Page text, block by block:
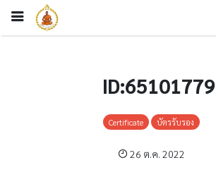
ID:65101779
Certificate บัตรรับรอง
26 ต.ค. 2022